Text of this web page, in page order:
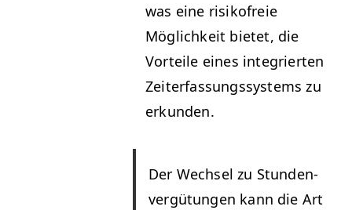
was eine risikofreie
Möglichkeit bietet, die
Vorteile eines inte­gri­erten
Zeit­er­fas­sungssys­tems zu
erkunden.
Der Wech­sel zu Stun­den­
vergü­tun­gen kann die Art